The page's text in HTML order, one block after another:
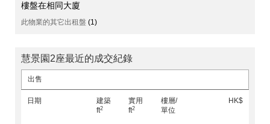
樓盤在相同大廈
此物業的其它出租盤 (1)
慧景園2座最近的成交紀錄
出售
日期
建築
ft2
實用
ft2
樓層/
單位
HK$